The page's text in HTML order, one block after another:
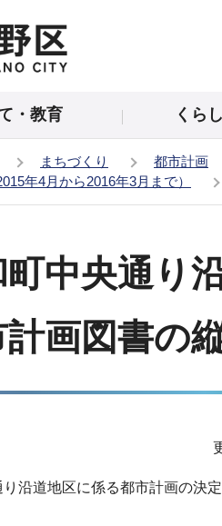
・教育 くら
まちづくり 都市計画
年4月から2016年3月まで）
町中央通り
画図書の
沿道地区に係る都市計画の決